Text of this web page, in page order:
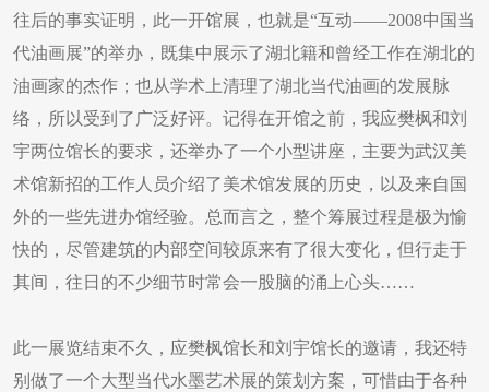
往后的事实证明，此一开馆展，也就是“互动——2008中国当
代油画展”的举办，既集中展示了湖北籍和曾经工作在湖北的
油画家的杰作；也从学术上清理了湖北当代油画的发展脉
络，所以受到了广泛好评。记得在开馆之前，我应樊枫和刘
宇两位馆长的要求，还举办了一个小型讲座，主要为武汉美
术馆新招的工作人员介绍了美术馆发展的历史，以及来自国
外的一些先进办馆经验。总而言之，整个筹展过程是极为愉
快的，尽管建筑的内部空间较原来有了很大变化，但行走于
其间，往日的不少细节时常会一股脑的涌上心头……
此一展览结束不久，应樊枫馆长和刘宇馆长的邀请，我还特
别做了一个大型当代水墨艺术展的策划方案，可惜由于各种